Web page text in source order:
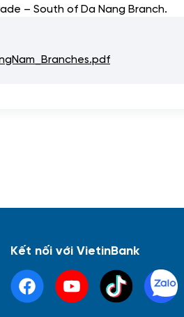
– South of Da Nang Branch.
Kết nối với VietinBank